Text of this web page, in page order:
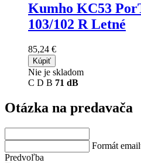
Kumho KC53
103/102 R Letné
85,24 €
Kúpiť
Nie je skladom
C D B 71 dB
Otázka na predavača
Formát
Predvoľba